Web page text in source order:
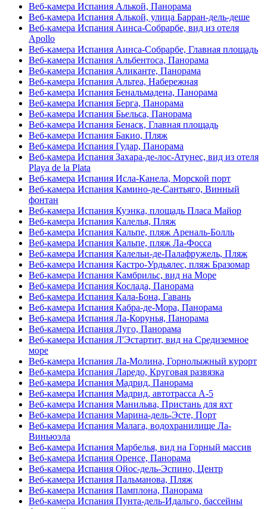
Веб-камера Испания Алькой, Панорама
Веб-камера Испания Алькой, улица Барран-дель-деше
Веб-камера Испания Аинса-Собрарбе, вид из отеля
Apollo
Веб-камера Испания Аинса-Собрарбе, Главная площадь
Веб-камера Испания Альбентоса, Панорама
Веб-камера Испания Аликанте, Панорама
Веб-камера Испания Альтеа, Набережная
Веб-камера Испания Бенальмадена, Панорама
Веб-камера Испания Берга, Панорама
Веб-камера Испания Бьельса, Панорама
Веб-камера Испания Бенаск, Главная площадь
Веб-камера Испания Бакио, Пляж
Веб-камера Испания Гудар, Панорама
Веб-камера Испания Захара-де-лос-Атунес, вид из отеля
Playa de la Plata
Веб-камера Испания Исла-Канела, Морской порт
Веб-камера Испания Камино-де-Сантьяго, Винный
фонтан
Веб-камера Испания Куэнка, площадь Пласа Майор
Веб-камера Испания Калелья, Пляж
Веб-камера Испания Кальпе, пляж Ареналь-Болль
Веб-камера Испания Кальпе, пляж Ла-Фосса
Веб-камера Испания Калельи-де-Палафружель, Пляж
Веб-камера Испания Кастро-Урдьялес, пляж Бразомар
Веб-камера Испания Камбрильс, вид на Море
Веб-камера Испания Кослада, Панорама
Веб-камера Испания Кала-Бона, Гавань
Веб-камера Испания Кабра-де-Мора, Панорама
Веб-камера Испания Ла-Корунья, Панорама
Веб-камера Испания Луго, Панорама
Веб-камера Испания Л'Эстартит, вид на Средиземное
море
Веб-камера Испания Ла-Молина, Горнолыжный курорт
Веб-камера Испания Ларедо, Круговая развязка
Веб-камера Испания Мадрид, Панорама
Веб-камера Испания Мадрид, автотрасса А-5
Веб-камера Испания Манильва, Пристань для яхт
Веб-камера Испания Марина-дель-Эсте, Порт
Веб-камера Испания Малага, водохранилище Ла-
Виньюэла
Веб-камера Испания Марбелья, вид на Горный массив
Веб-камера Испания Оренсе, Панорама
Веб-камера Испания Ойос-дель-Эспино, Центр
Веб-камера Испания Пальманова, Пляж
Веб-камера Испания Памплона, Панорама
Веб-камера Испания Пунта-дель-Идальго, бассейны